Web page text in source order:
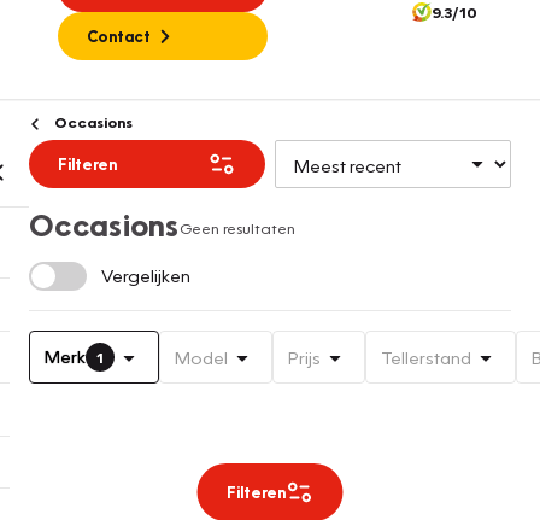
Contact
9.3/10
Occasions
Filteren
OccasionsGeen resultaten
Vergelijken
Merk 1 Model Prijs Tellerstand
Filteren